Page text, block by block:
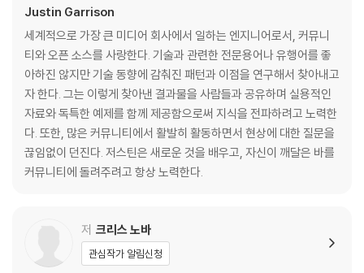
애플리케이션
사람
시스템
기업
클라우드 네이티브 인프라스트럭처가 필요 없는 상황
기술적 한계
기업의 한계
정리
도표로서 인프라스트럭처
스크립트로서 인프라스트럭처
코드로서 인프라스트럭처
Justin Garrison
세계적으로 가장 큰 미디어 회사에서 일하는 엔지니어로서, 커뮤니
티와 오픈 소스를 사랑한다. 기술과 관련한 전문용어나 유행어를 좋
아하진 않지만 기술 동향에 감춰진 패턴과 이점을 연구해서 찾아내고
자 한다. 그는 이렇게 찾아낸 결과물을 사람들과 공유하며 실용적인
자료와 독특한 예제를 함께 제공함으로써 지식을 전파하려고 노력한
다. 또한, 많은 커뮤니티에서 활발히 활동하면서 현상에 대한 질문을
끊임없이 던진다. 저스틴은 새로운 것을 배우고, 자신이 깨달은 바를
커뮤니티에 돌려주려고 항상 노력한다.
저 크리스 노바
관심작가 알림신청